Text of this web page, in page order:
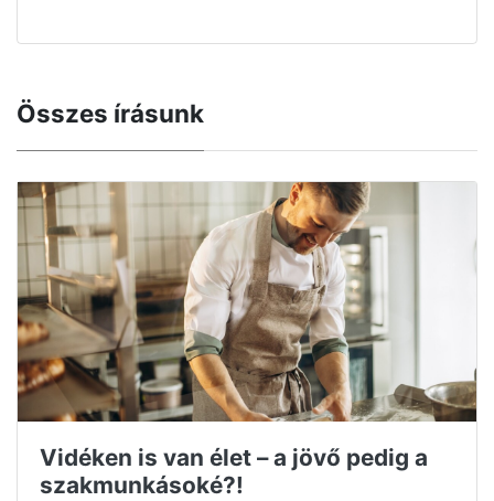
Összes írásunk
Vidéken is van élet – a jövő pedig a
szakmunkásoké?!